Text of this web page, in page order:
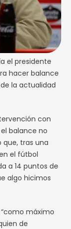
el presidente
hacer balance
la actualidad
con
balance no
que, tras una
el fútbol
a 14 puntos de
algo hicimos
máximo
de